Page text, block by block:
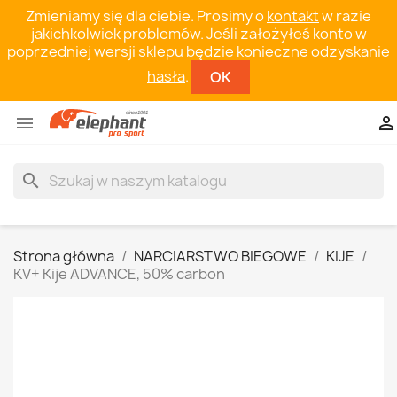
Zmieniamy się dla ciebie. Prosimy okontaktw razie
jakichkolwiek problemów. Jeśli założyłeś konto w
poprzedniej wersji sklepu będzie konieczneodzyskanie
hasła. OK
 
search
Strona główna NARCIARSTWO BIEGOWE
KIJE
KV+ Kije ADVANCE, 50% carbon